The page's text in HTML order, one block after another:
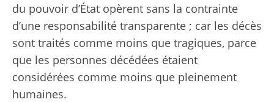
du pouvoir d’État opèrent sans la contrainte
d’une responsabilité transparente ; car les décès
sont traités comme moins que tragiques, parce
que les personnes décédées étaient
considérées comme moins que pleinement
humaines.